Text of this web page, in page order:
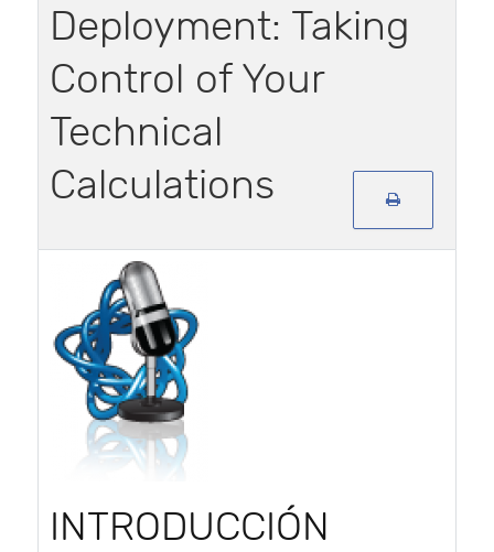
Deployment: Taking
Control of Your
Technical
Calculations
INTRODUCCIÓN